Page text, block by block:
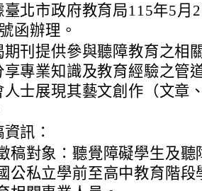
臺北市政府教育局115年5月
函辦理。
期刊提供參與聽障教育之相
享專業知識及教育經驗之管
人士展現其藝文創作（文章
訊：
稿對象：聽覺障礙學生及
公私立學前至高中教育階